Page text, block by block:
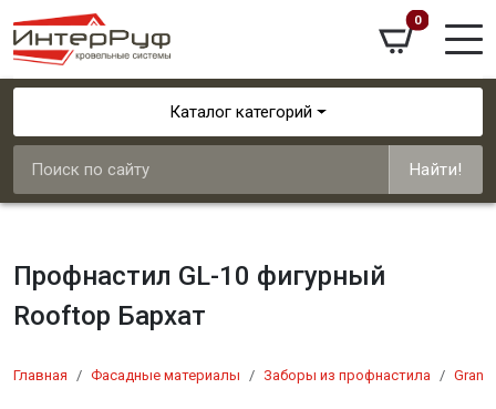
0
Каталог категорий
Найти!
Профнастил GL-10 фигурный
Rooftop Бархат
Главная Фасадные материалы Заборы из профнастила Grand